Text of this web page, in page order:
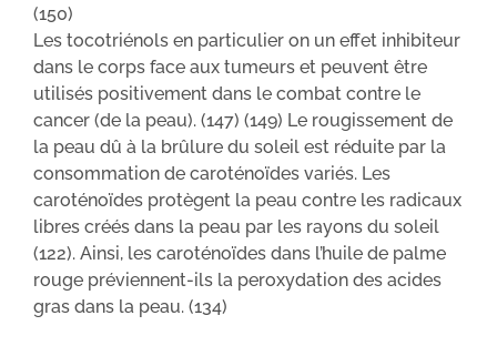
(150)
Les tocotriénols en particulier on un effet inhibiteur
dans le corps face aux tumeurs et peuvent être
utilisés positivement dans le combat contre le
cancer (de la peau). (147) (149) Le rougissement de
la peau dû à la brûlure du soleil est réduite par la
consommation de caroténoïdes variés. Les
caroténoïdes protègent la peau contre les radicaux
libres créés dans la peau par les rayons du soleil
(122). Ainsi, les caroténoïdes dans l’huile de palme
rouge préviennent-ils la peroxydation des acides
gras dans la peau. (134)